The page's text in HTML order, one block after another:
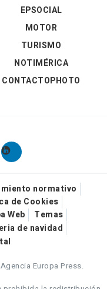
EPSOCIAL
MOTOR
TURISMO
NOTIMÉRICA
CONTACTOPHOTO
normativo
de Cookies
Web
Temas
de navidad
Europa Press.